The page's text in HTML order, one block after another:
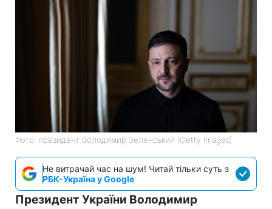
Фото: президент Володимир Зеленський (Getty Images)
Не витрачай час на шум! Читай тільки суть з
РБК-Україна у Google
Президент України Володимир